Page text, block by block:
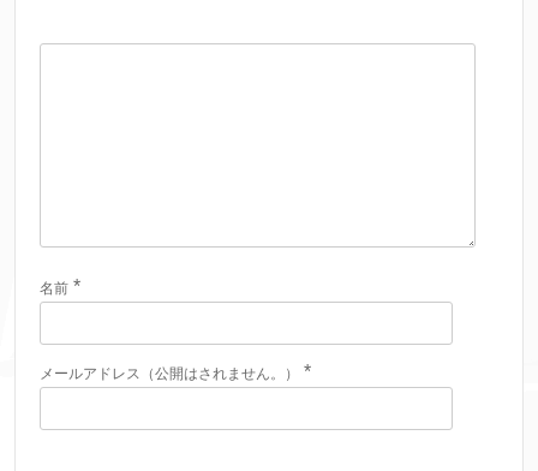
名前 *
メールアドレス（公開はされません。） *